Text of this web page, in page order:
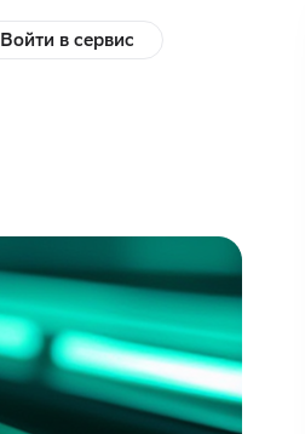
Войти в сервис